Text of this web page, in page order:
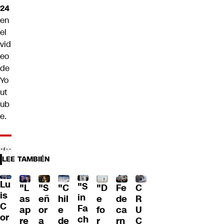
24
en
el
vid
eo
de
Yo
ut
ub
e.
LEE TAMBIÉN
Lu
is
C
or
"L
as
ap
re
"S
eñ
or
a
"C
hil
e
de
"S
in
Fa
ch
"D
e
fo
r
Fe
de
ca
rn
C
R
U
C